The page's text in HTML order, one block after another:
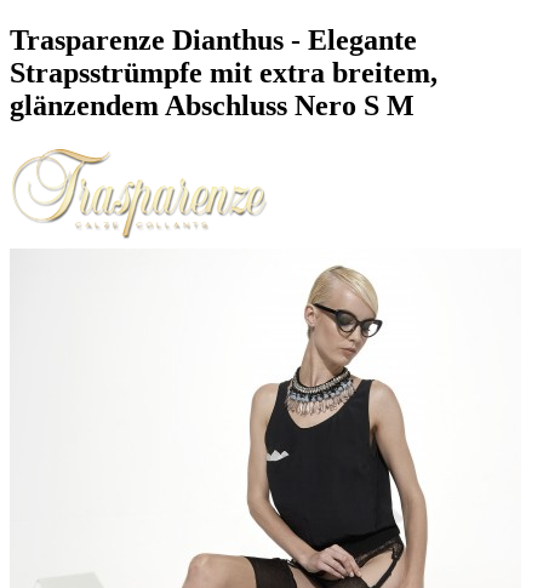
Trasparenze Dianthus - Elegante
Strapsstrümpfe mit extra breitem,
glänzendem Abschluss Nero S M